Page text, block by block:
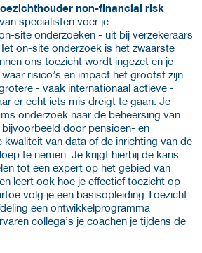
non-financial risk
specialisten voer je
site onderzoeken - uit bij verzekeraars
on-site onderzoek is het zwaarste
ons toezicht wordt ingezet en je
risico’s en impact het grootst zijn.
- vaak internationaal actieve -
er echt iets mis dreigt te gaan. Je
onderzoek naar de beheersing van
bijvoorbeeld door pensioen- en
kwaliteit van data of de inrichting van de
te nemen. Je krijgt hierbij de kans
tot een expert op het gebied van
leert ook hoe je effectief toezicht op
volg je een basisopleiding Toezicht
een ontwikkelprogramma
collega’s je coachen je tijdens de